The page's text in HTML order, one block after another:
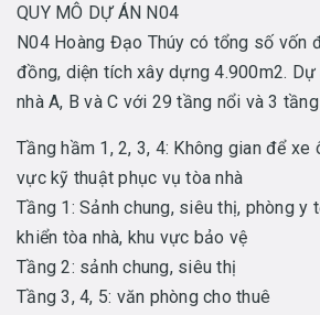
QUY MÔ DỰ ÁN N04
N04 Hoàng Đạo Thúy có tổng số vốn
đồng, diện tích xây dựng 4.900m2.
nhà A, B và C với 29 tầng nổi và 3
Tầng hầm 1, 2, 3, 4: Không gian để xe
vực kỹ thuật phục vụ tòa nhà
Tầng 1: Sảnh chung, siêu thị, phòng y
khiển tòa nhà, khu vực bảo vệ
Tầng 2: sảnh chung, siêu thị
Tầng 3, 4, 5: văn phòng cho thuê